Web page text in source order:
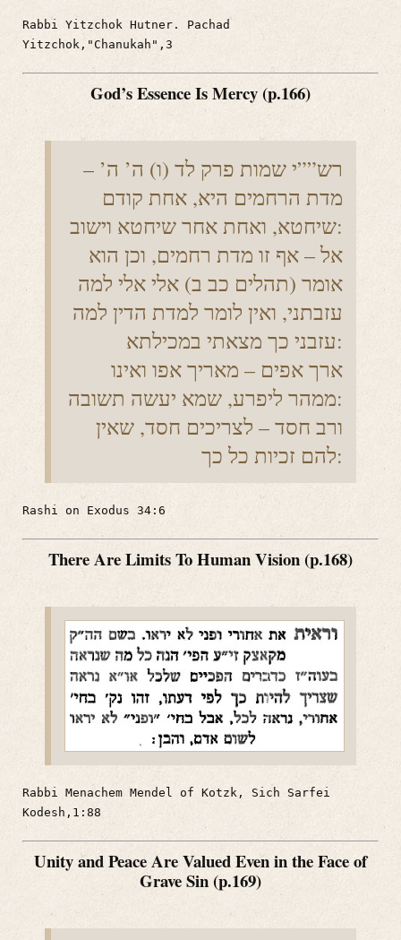
Rabbi Yitzchok Hutner. Pachad
Yitzchok,"Chanukah",3
God’s Essence Is Mercy (p.166)
רש””י שמות פרק לד (ו) ה’ ה’ –
מדת הרחמים היא, אחת קודם
שיחטא, ואחת אחר שיחטא וישוב:
אל – אף זו מדת רחמים, וכן הוא
אומר (תהלים כב ב) אלי אלי למה
עזבתני, ואין לומר למדת הדין למה
עזבני כך מצאתי במכילתא:
ארך אפים – מאריך אפו ואינו
ממהר ליפרע, שמא יעשה תשובה:
ורב חסד – לצריכים חסד, שאין
להם זכיות כל כך:
Rashi on Exodus 34:6
There Are Limits To Human Vision (p.168)
Rabbi Menachem Mendel of Kotzk, Sich Sarfei
Kodesh,1:88
Unity and Peace Are Valued Even in the Face of
Grave Sin (p.169)